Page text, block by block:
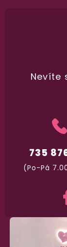
Na
Máte
735
(Po-Pá
Nevíte